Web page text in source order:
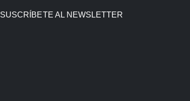
SUSCRÍBETE AL NEWSLETTER